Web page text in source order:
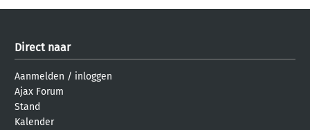
Direct naar
Aanmelden / inloggen
Ajax Forum
Stand
Kalender